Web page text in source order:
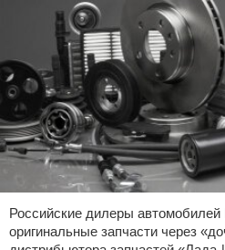
Российские дилеры автомобилей
оригинальные запчасти через